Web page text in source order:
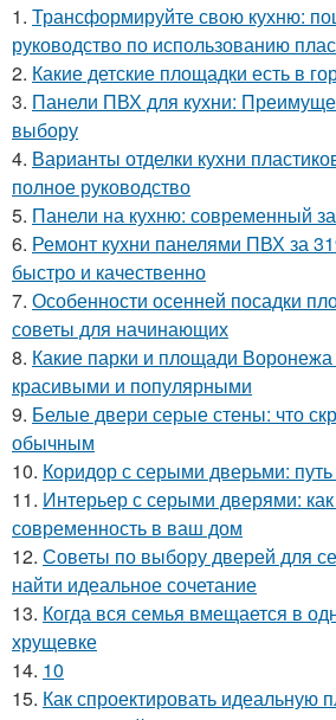
1. Трансформируйте свою кухню:
руководство по использованию
2. Какие детские площадки есть в
3. Панели ПВХ для кухни:
выбору
4. Варианты отделки кухни
полное руководство
5. Панели на кухню: современный
6. Ремонт кухни панелями ПВХ за
быстро и качественно
7. Особенности осенней посадки
советы для начинающих
8. Какие парки и площади
красивыми и популярными
9. Белые двери серые стены: что
обычным
10. Коридор с серыми дверьми: путь
11. Интерьер с серыми дверями: как
современность в ваш дом
12. Советы по выбору дверей для
найти идеальное сочетание
13. Когда вся семья вмещается в
хрущевке
14. 10
15. Как спроектировать идеальную